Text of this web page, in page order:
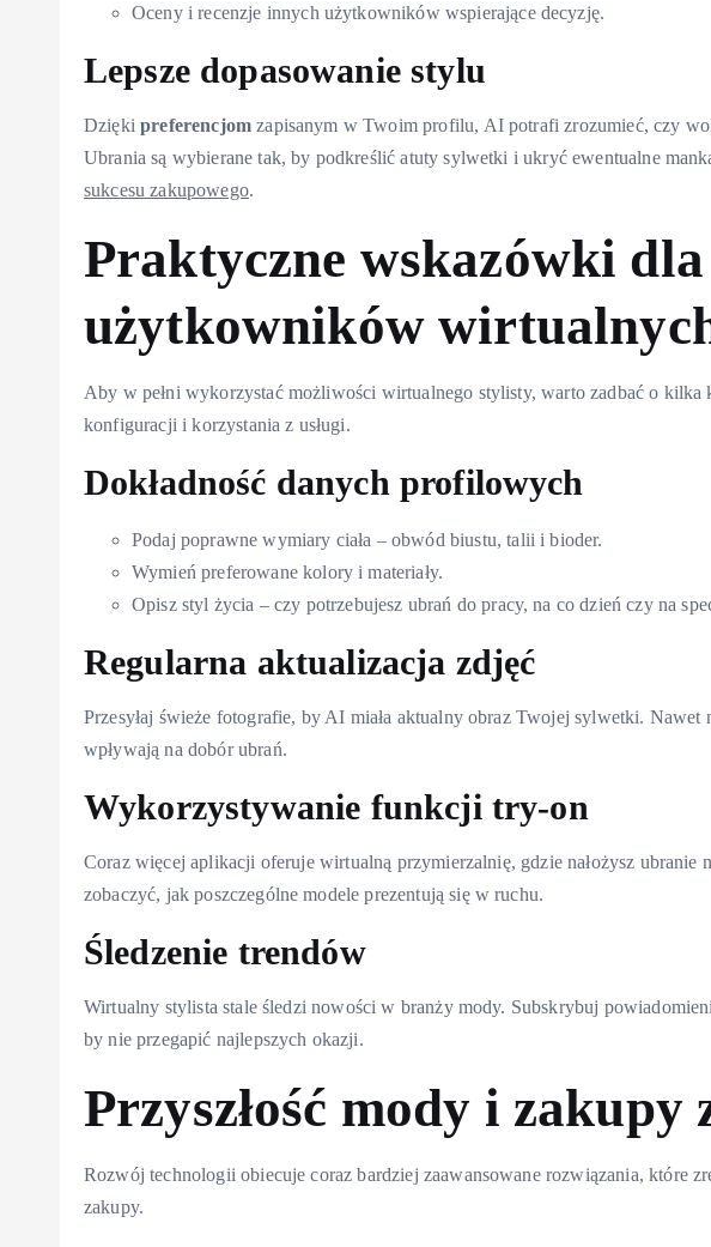
Oceny i recenzje innych użytkowników wspierające decyzję.
Lepsze dopasowanie stylu
Dziękipreferencjom zapisanym w Twoim profilu, AI potrafi zrozumieć, czy
Ubrania są wybierane tak, by podkreślić atuty sylwetki i ukryć ewentualne
sukcesu zakupowego.
Praktyczne wskazówki dla
użytkowników
Aby w pełni wykorzystać możliwości wirtualnego stylisty, warto zadbać o kilka
konfiguracji i korzystania z usługi.
Dokładność danych profilowych
Podaj poprawne wymiary ciała – obwód biustu, talii i bioder.
Wymień preferowane kolory i materiały.
Opisz styl życia – czy potrzebujesz ubrań do pracy, na co dzień czy na
Regularna aktualizacja zdjęć
Przesyłaj świeże fotografie, by AI miała aktualny obraz Twojej sylwetki.
wpływają na dobór ubrań.
Wykorzystywanie funkcji try-on
Coraz więcej aplikacji oferuje wirtualną przymierzalnię, gdzie nałożysz
zobaczyć, jak poszczególne modele prezentują się w ruchu.
Śledzenie trendów
Wirtualny stylista stale śledzi nowości w branży mody. Subskrybuj
by nie przegapić najlepszych okazji.
Przyszłość mody i zakupy
Rozwój technologii obiecuje coraz bardziej zaawansowane rozwiązania, które
zakupy.